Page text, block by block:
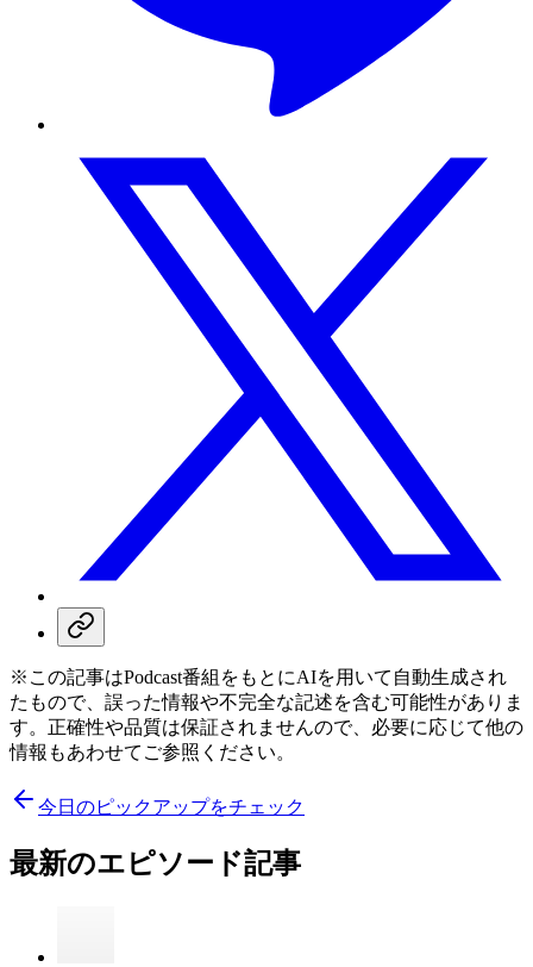
※この記事はPodcast番組をもとにAIを用いて自動生成され
たもので、誤った情報や不完全な記述を含む可能性がありま
す。正確性や品質は保証されませんので、必要に応じて他の
情報もあわせてご参照ください。
今日のピックアップをチェック
最新のエピソード記事